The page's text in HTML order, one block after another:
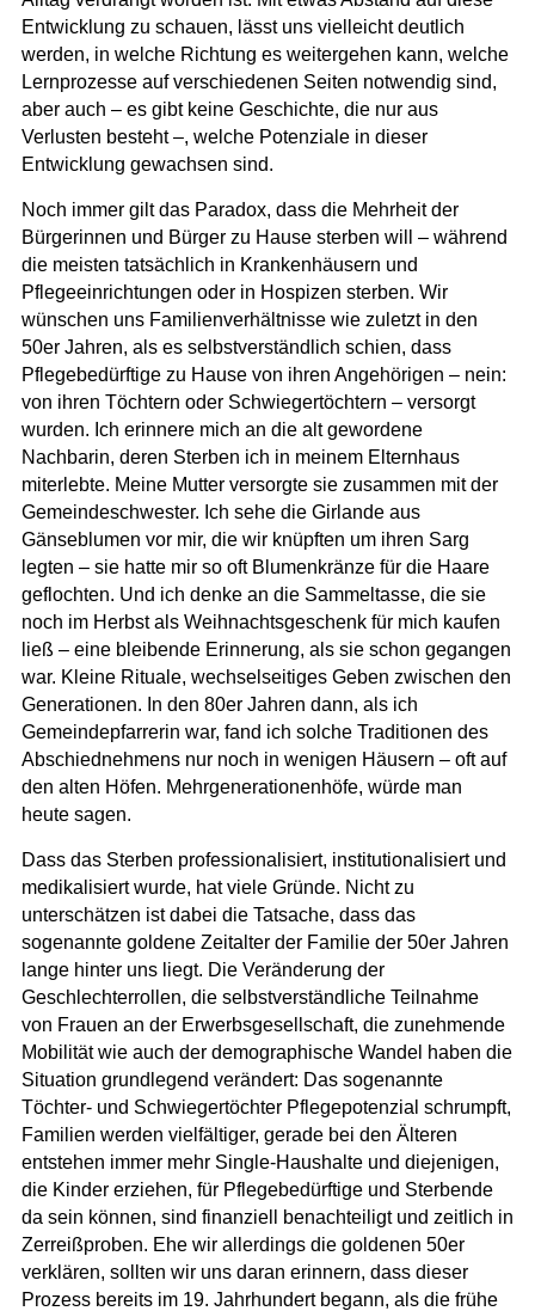
Entwicklung zu schauen, lässt uns vielleicht deutlich
werden, in welche Richtung es weitergehen kann, welche
Lernprozesse auf verschiedenen Seiten notwendig sind,
aber auch – es gibt keine Geschichte, die nur aus
Verlusten besteht –, welche Potenziale in dieser
Entwicklung gewachsen sind.
Noch immer gilt das Paradox, dass die Mehrheit der
Bürgerinnen und Bürger zu Hause sterben will – während
die meisten tatsächlich in Krankenhäusern und
Pflegeeinrichtungen oder in Hospizen sterben. Wir
wünschen uns Familienverhältnisse wie zuletzt in den
50er Jahren, als es selbstverständlich schien, dass
Pflegebedürftige zu Hause von ihren Angehörigen – nein:
von ihren Töchtern oder Schwiegertöchtern – versorgt
wurden. Ich erinnere mich an die alt gewordene
Nachbarin, deren Sterben ich in meinem Elternhaus
miterlebte. Meine Mutter versorgte sie zusammen mit der
Gemeindeschwester. Ich sehe die Girlande aus
Gänseblumen vor mir, die wir knüpften um ihren Sarg
legten – sie hatte mir so oft Blumenkränze für die Haare
geflochten. Und ich denke an die Sammeltasse, die sie
noch im Herbst als Weihnachtsgeschenk für mich kaufen
ließ – eine bleibende Erinnerung, als sie schon gegangen
war. Kleine Rituale, wechselseitiges Geben zwischen den
Generationen. In den 80er Jahren dann, als ich
Gemeindepfarrerin war, fand ich solche Traditionen des
Abschiednehmens nur noch in wenigen Häusern – oft auf
den alten Höfen. Mehrgenerationenhöfe, würde man
heute sagen.
Dass das Sterben professionalisiert, institutionalisiert und
medikalisiert wurde, hat viele Gründe. Nicht zu
unterschätzen ist dabei die Tatsache, dass das
sogenannte goldene Zeitalter der Familie der 50er Jahren
lange hinter uns liegt. Die Veränderung der
Geschlechterrollen, die selbstverständliche Teilnahme
von Frauen an der Erwerbsgesellschaft, die zunehmende
Mobilität wie auch der demographische Wandel haben die
Situation grundlegend verändert: Das sogenannte
Töchter- und Schwiegertöchter Pflegepotenzial schrumpft,
Familien werden vielfältiger, gerade bei den Älteren
entstehen immer mehr Single-Haushalte und diejenigen,
die Kinder erziehen, für Pflegebedürftige und Sterbende
da sein können, sind finanziell benachteiligt und zeitlich in
Zerreißproben. Ehe wir allerdings die goldenen 50er
verklären, sollten wir uns daran erinnern, dass dieser
Prozess bereits im 19. Jahrhundert begann, als die frühe